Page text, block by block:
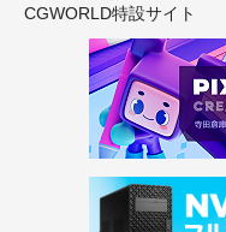
CGWORLD特設サイト